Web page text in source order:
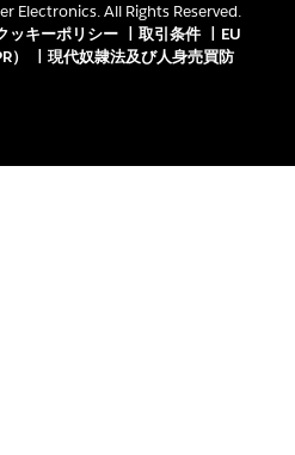
Electronics. All Rights Reserved.
ッキーポリシー 取引条件
EU
現代奴隷法及び人身売買防